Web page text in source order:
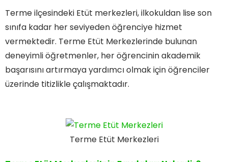
Terme ilçesindeki Etüt merkezleri, ilkokuldan lise son
sınıfa kadar her seviyeden öğrenciye hizmet
vermektedir. Terme Etüt Merkezlerinde bulunan
deneyimli öğretmenler, her öğrencinin akademik
başarısını artırmaya yardımcı olmak için öğrenciler
üzerinde titizlikle çalışmaktadır.
Terme Etüt Merkezleri